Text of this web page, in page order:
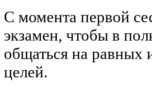
С момента первой
экзамен, чтобы в
общаться на равных
целей.